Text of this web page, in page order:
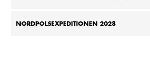
NORDPOLSEXPEDITIONEN 2028